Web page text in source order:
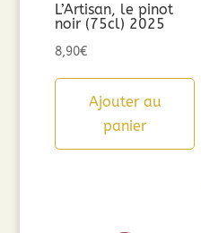
L’Artisan, le pinot
noir (75cl) 2025
8,90€
Ajouter au
panier